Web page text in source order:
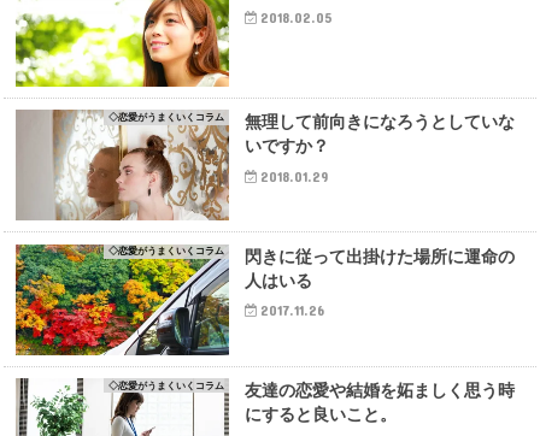
2018.02.05
◇恋愛がうまくいくコラム
無理して前向きになろうとしていな
いですか？
2018.01.29
◇恋愛がうまくいくコラム
閃きに従って出掛けた場所に運命の
人はいる
2017.11.26
◇恋愛がうまくいくコラム
友達の恋愛や結婚を妬ましく思う時
にすると良いこと。